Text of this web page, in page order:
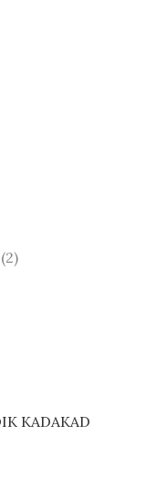
2
KADAKAD